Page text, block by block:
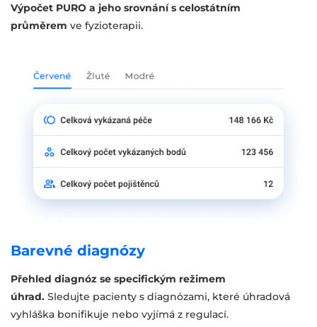
Výpočet PURO a jeho srovnání s celostátním
průměrem ve fyzioterapii.
Barevné diagnózy
Přehled diagnóz se specifickým režimem
úhrad. Sledujte pacienty s diagnózami, které úhradová
vyhláška bonifikuje nebo vyjímá z regulací.